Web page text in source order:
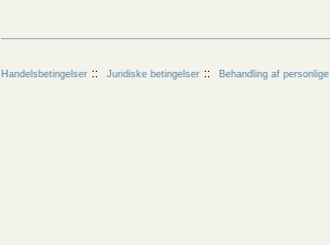
Handelsbetingelser Juridiske betingelser Behandling af